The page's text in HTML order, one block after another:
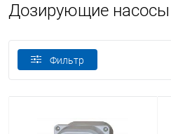
Дозирующие насосы
Фильтр